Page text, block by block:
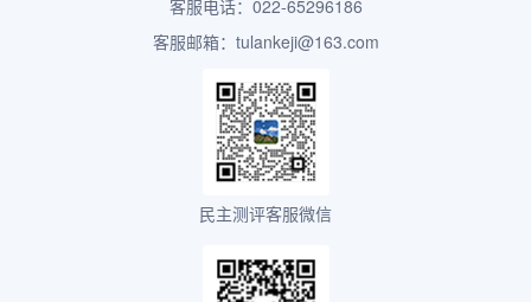
客服电话：022-65296186
客服邮箱：tulankeji@163.com
民主测评客服微信